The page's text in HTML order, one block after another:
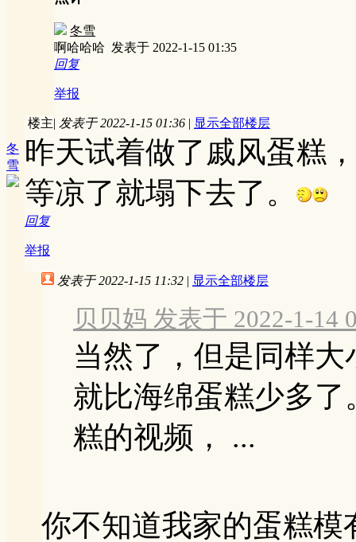
冬雪
啊哈哈哈 发表于 2022-1-15 01:35
回复
举报
冬
雪
楼主| 发表于 2022-1-15 01:36 | 显示全部楼层
昨天试着做了戚风蛋糕
等凉了就塌下去了。
回复
举报
发表于 2022-1-15 11:32 | 显示全部楼层
贝贝妈 发表于 2022-1-14
当然了，但是同样
就比海绵蛋糕少多
糕的视频， ...
你不知道我家的蛋糕模